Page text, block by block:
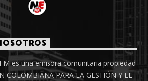
es una emisora comunitaria propiedad
COLOMBIANA PARA LA GESTIÓN Y EL